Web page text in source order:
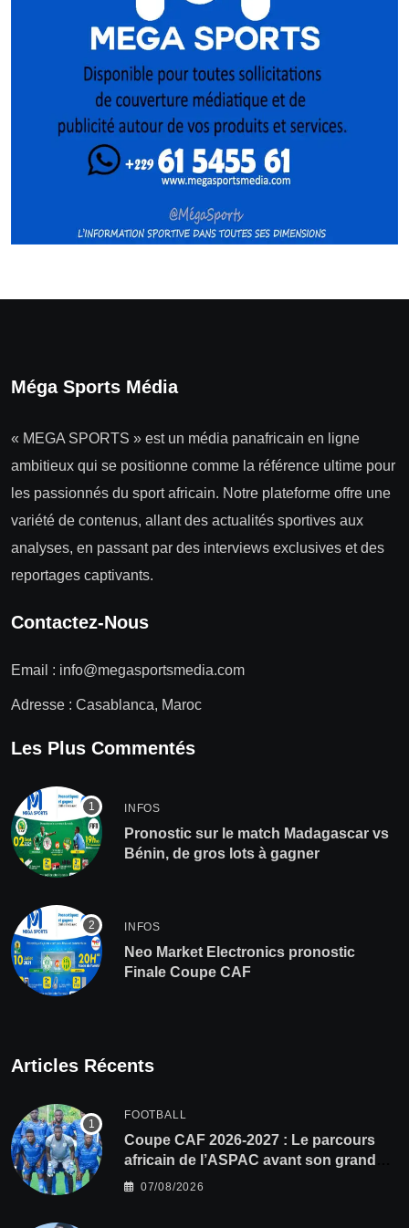
Méga Sports Média
« MEGA SPORTS » est un média panafricain en ligne
ambitieux qui se positionne comme la référence ultime pour
les passionnés du sport africain. Notre plateforme offre une
variété de contenus, allant des actualités sportives aux
analyses, en passant par des interviews exclusives et des
reportages captivants.
Contactez-Nous
Email : info@megasportsmedia.com
Adresse : Casablanca, Maroc
Les Plus Commentés
INFOS
Pronostic sur le match Madagascar vs
Bénin, de gros lots à gagner
INFOS
Neo Market Electronics pronostic
Finale Coupe CAF
Articles Récents
FOOTBALL
Coupe CAF 2026-2027 : Le parcours
africain de l’ASPAC avant son grand
retour
07/08/2026